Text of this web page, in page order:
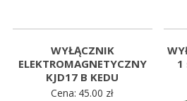
WYŁĄCZNIK
ELEKTROMAGNETYCZNY
KJD17 B KEDU
Cena: 45.00 zł